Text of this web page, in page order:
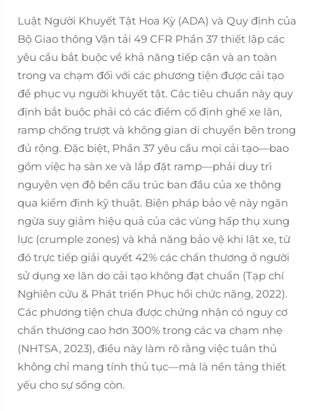
Luật Người Khuyết Tật Hoa Kỳ (ADA) và Quy định của
Bộ Giao thông Vận tải 49 CFR Phần 37 thiết lập các
yêu cầu bắt buộc về khả năng tiếp cận và an toàn
trong va chạm đối với các phương tiện được cải tạo
để phục vụ người khuyết tật. Các tiêu chuẩn này quy
định bắt buộc phải có các điểm cố định ghế xe lăn,
ramp chống trượt và không gian di chuyển bên trong
đủ rộng. Đặc biệt, Phần 37 yêu cầu mọi cải tạo—bao
gồm việc hạ sàn xe và lắp đặt ramp—phải duy trì
nguyên vẹn độ bền cấu trúc ban đầu của xe thông
qua kiểm định kỹ thuật. Biện pháp bảo vệ này ngăn
ngừa suy giảm hiệu quả của các vùng hấp thụ xung
lực (crumple zones) và khả năng bảo vệ khi lật xe, từ
đó trực tiếp giải quyết 42% các chấn thương ở người
sử dụng xe lăn do cải tạo không đạt chuẩn (Tạp chí
Nghiên cứu & Phát triển Phục hồi chức năng, 2022).
Các phương tiện chưa được chứng nhận có nguy cơ
chấn thương cao hơn 300% trong các va chạm nhẹ
(NHTSA, 2023), điều này làm rõ rằng việc tuân thủ
không chỉ mang tính thủ tục—mà là nền tảng thiết
yếu cho sự sống còn.